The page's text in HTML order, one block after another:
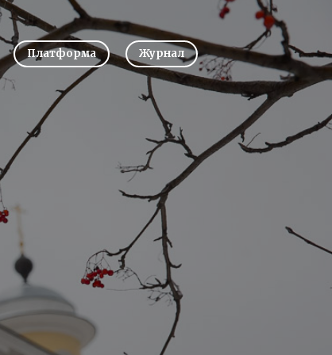
Платформа Журнал